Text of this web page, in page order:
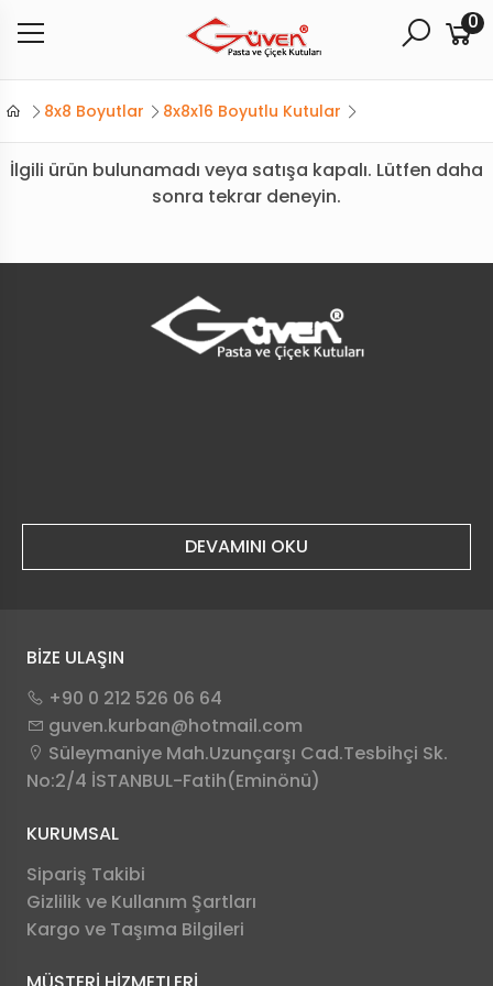
0
8x8 Boyutlar 8x8x16 Boyutlu Kutular
İlgili ürün bulunamadı veya satışa kapalı. Lütfen daha
sonra tekrar deneyin.
DEVAMINI OKU
BİZE ULAŞIN
+90 0 212 526 06 64
guven.kurban@hotmail.com
Süleymaniye Mah.Uzunçarşı Cad.Tesbihçi Sk.
No:2/4 İSTANBUL-Fatih(Eminönü)
KURUMSAL
Sipariş Takibi
Gizlilik ve Kullanım Şartları
Kargo ve Taşıma Bilgileri